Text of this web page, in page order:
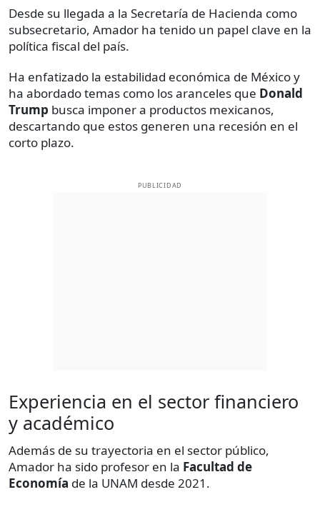
Desde su llegada a la Secretaría de Hacienda como
subsecretario, Amador ha tenido un papel clave en la
política fiscal del país.
Ha enfatizado la estabilidad económica de México y
ha abordado temas como los aranceles que Donald
Trump busca imponer a productos mexicanos,
descartando que estos generen una recesión en el
corto plazo.
PUBLICIDAD
Experiencia en el sector financiero
y académico
Además de su trayectoria en el sector público,
Amador ha sido profesor en la Facultad de
Economía de la UNAM desde 2021.